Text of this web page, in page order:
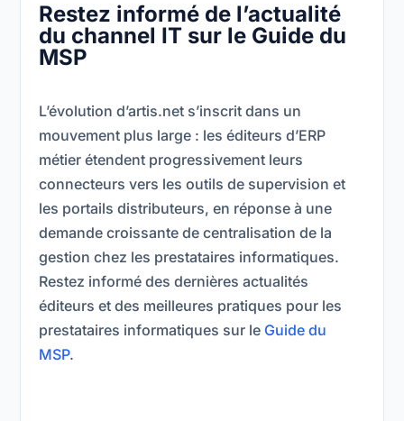
Restez informé de l’actualité
du channel IT sur le Guide du
MSP
L’évolution d’artis.net s’inscrit dans un
mouvement plus large : les éditeurs d’ERP
métier étendent progressivement leurs
connecteurs vers les outils de supervision et
les portails distributeurs, en réponse à une
demande croissante de centralisation de la
gestion chez les prestataires informatiques.
Restez informé des dernières actualités
éditeurs et des meilleures pratiques pour les
prestataires informatiques sur le Guide du
MSP.